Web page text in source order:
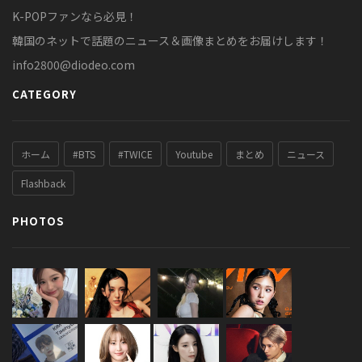
K-POPファンなら必見！
韓国のネットで話題のニュース＆画像まとめをお届けします！
info2800@diodeo.com
CATEGORY
ホーム #BTS #TWICE Youtube まとめ ニュース
Flashback
PHOTOS